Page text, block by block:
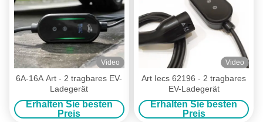
Video
6A-16A Art - 2 tragbares EV-
Ladegerät
Erhalten Sie besten
Preis
Video
Art Iecs 62196 - 2 tragbares
EV-Ladegerät
Erhalten Sie besten
Preis